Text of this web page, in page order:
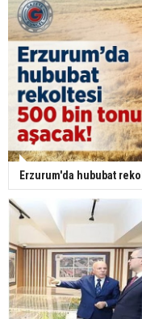
Erzurum'da hububat